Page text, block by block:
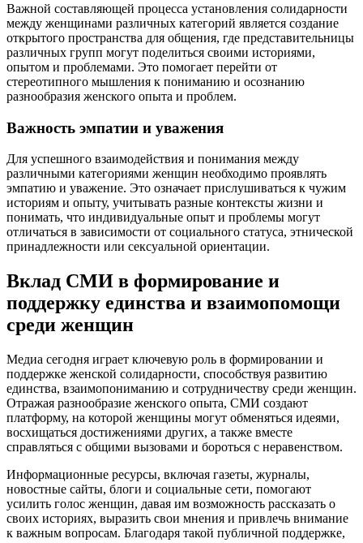
Важной составляющей процесса установления солидарности
между женщинами различных категорий является создание
открытого пространства для общения, где представительницы
различных групп могут поделиться своими историями,
опытом и проблемами. Это помогает перейти от
стереотипного мышления к пониманию и осознанию
разнообразия женского опыта и проблем.
Важность эмпатии и уважения
Для успешного взаимодействия и понимания между
различными категориями женщин необходимо проявлять
эмпатию и уважение. Это означает прислушиваться к чужим
историям и опыту, учитывать разные контексты жизни и
понимать, что индивидуальные опыт и проблемы могут
отличаться в зависимости от социального статуса, этнической
принадлежности или сексуальной ориентации.
Вклад СМИ в формирование и
поддержку единства и взаимопомощи
среди женщин
Медиа сегодня играет ключевую роль в формировании и
поддержке женской солидарности, способствуя развитию
единства, взаимопониманию и сотрудничеству среди женщин.
Отражая разнообразие женского опыта, СМИ создают
платформу, на которой женщины могут обменяться идеями,
восхищаться достижениями других, а также вместе
справляться с общими вызовами и бороться с неравенством.
Информационные ресурсы, включая газеты, журналы,
новостные сайты, блоги и социальные сети, помогают
усилить голос женщин, давая им возможность рассказать о
своих историях, выразить свои мнения и привлечь внимание
к важным вопросам. Благодаря такой публичной поддержке,